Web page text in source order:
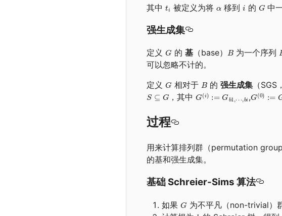
其中 被定义为将 移到 的 中
强生成集
定义 的 基（base） 为一个序列
可以忽略不计的。
定义
相对于 的 强生成集（SGS
，其中
,
过程
用来计算排列群（permutation group
的基和强生成集。
基础 Schreier-Sims 算法
如果 为不平凡（non-trivial）